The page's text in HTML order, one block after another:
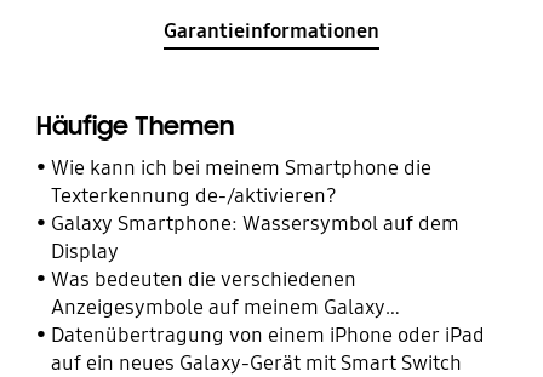
Garantieinformationen
Häufige Themen
Wie kann ich bei meinem Smartphone die
Texterkennung de-/aktivieren?
Galaxy Smartphone: Wassersymbol auf dem
Display
Was bedeuten die verschiedenen
Anzeigesymbole auf meinem Galaxy
Smartphone?
Datenübertragung von einem iPhone oder iPad
auf ein neues Galaxy-Gerät mit Smart Switch